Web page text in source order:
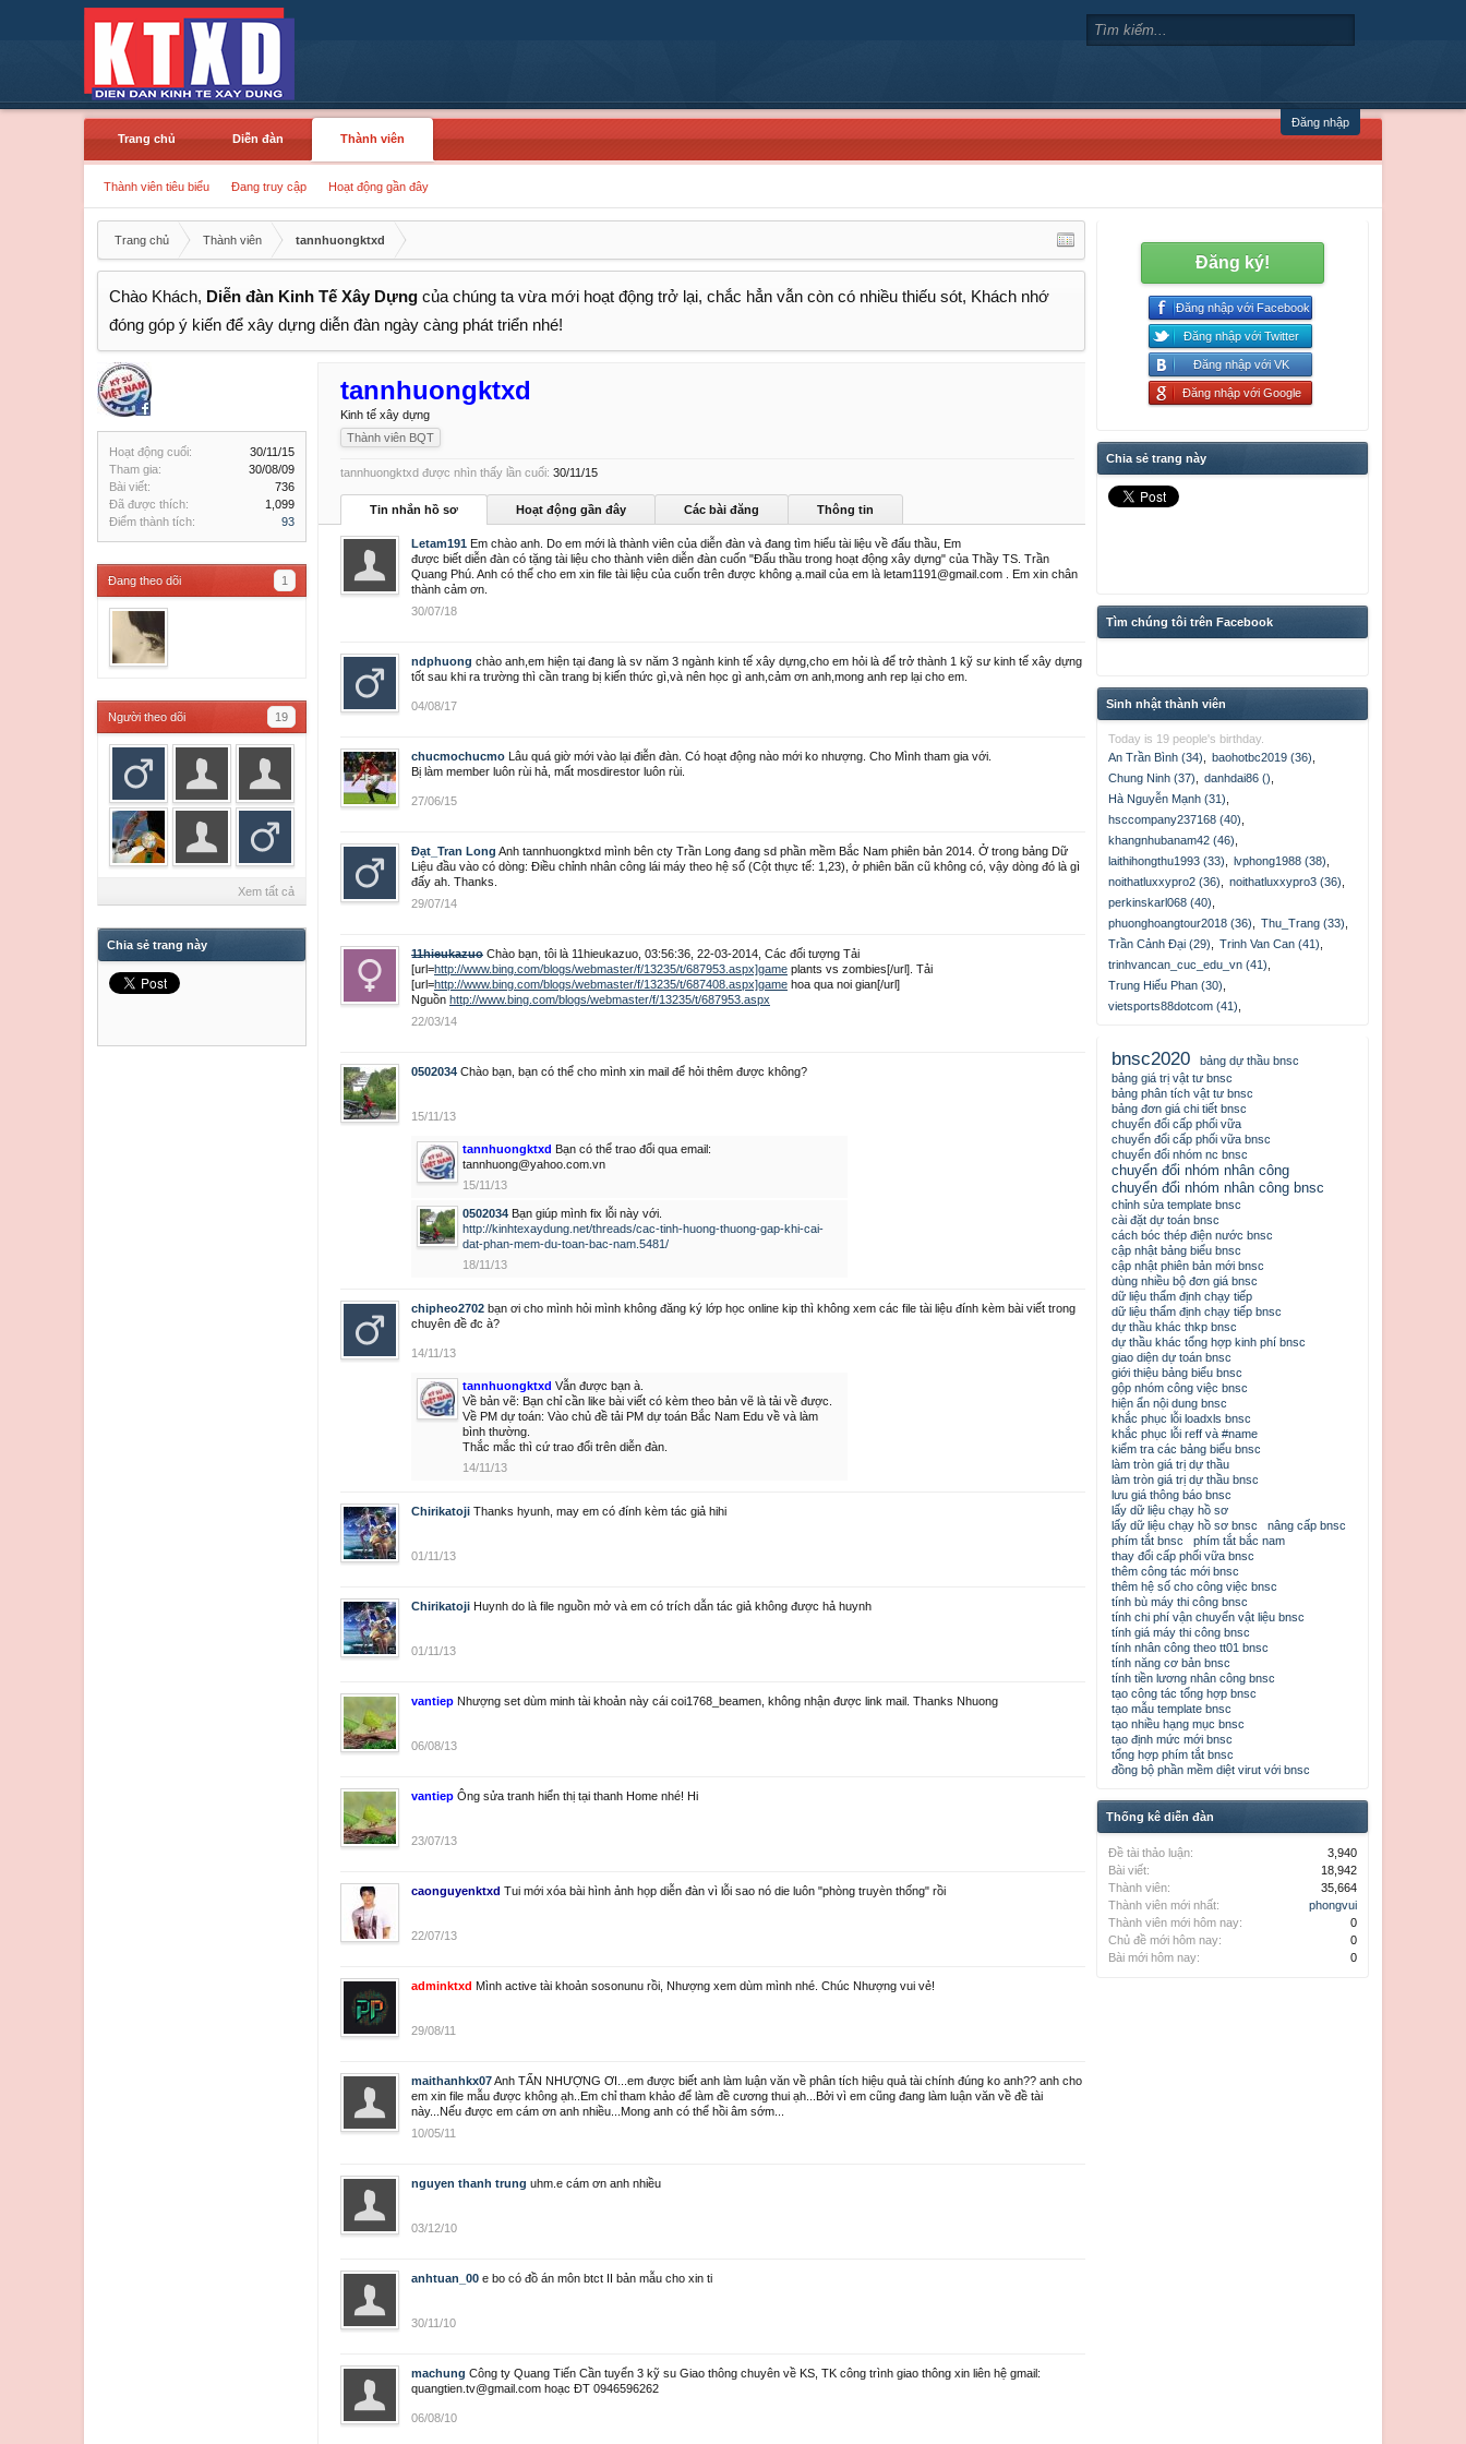
Đăng nhập
Trang chủ
Diễn đàn Thành viên
Thành viên tiêu biểu Đang truy cập Hoạt động gần đây
Trang chủ Thành viên tannhuongktxd
Chào Khách, Diễn đàn Kinh Tế Xây Dựng của chúng ta vừa mới hoạt động trở lại, chắc hẳn vẫn còn có nhiều thiếu sót, Khách nhớ
đóng góp ý kiến để xây dựng diễn đàn ngày càng phát triển nhé!
Hoạt động cuối:
30/11/15
Tham gia:
30/08/09
Bài viết:
736
Đã được thích:
1,099
Điểm thành tích:
93
Đang theo dõi 1
pooh_pooh
Người theo dõi 19
vanhai_KSKTXDcivileng155
vantham
Xem tất cả
Chia sẻ trang này
tannhuongktxd
Kinh tế xây dựng
Thành viên BQT
tannhuongktxd được nhìn thấy lần cuối: 30/11/15
Tin nhắn hồ sơ Hoạt động gần đây Các bài đăng Thông tin
Letam191 Em chào anh. Do em mới là thành viên của diễn đàn và đang tìm hiểu tài liệu về đấu thầu, Em
được biết diễn đàn có tặng tài liệu cho thành viên diễn đàn cuốn "Đấu thầu trong hoạt động xây dựng" của Thầy TS. Trần
Quang Phú. Anh có thể cho em xin file tài liệu của cuốn trên được không ạ.mail của em là letam1191@gmail.com . Em xin chân
thành cảm ơn.
30/07/18
ndphuong chào anh,em hiện tại đang là sv năm 3 ngành kinh tế xây dựng,cho em hỏi là để trở thành 1 kỹ sư kinh tế xây dựng
tốt sau khi ra trường thì cần trang bị kiến thức gì,và nên học gì anh,cảm ơn anh,mong anh rep lại cho em.
04/08/17
chucmochucmo Lâu quá giờ mới vào lại điễn đàn. Có hoạt động nào mới ko nhượng. Cho Mình tham gia với.
Bị làm member luôn rùi hả, mất mosdirestor luôn rùi.
27/06/15
Đạt_Tran Long Anh tannhuongktxd mình bên cty Trần Long đang sd phần mềm Bắc Nam phiên bản 2014. Ở trong bảng Dữ
Liệu đầu vào có dòng: Điều chỉnh nhân công lái máy theo hệ số (Cột thực tế: 1,23), ở phiên bãn cũ không có, vậy dòng đó là gì
đấy ah. Thanks.
29/07/14
11hieukazuo Chào bạn, tôi là 11hieukazuo, 03:56:36, 22-03-2014, Các đối tượng Tải
[url=http://www.bing.com/blogs/webmaster/f/13235/t/687953.aspx]game plants vs zombies[/url]. Tải
[url=http://www.bing.com/blogs/webmaster/f/13235/t/687408.aspx]game hoa qua noi gian[/url]
Nguồn http://www.bing.com/blogs/webmaster/f/13235/t/687953.aspx
22/03/14
0502034 Chào bạn, bạn có thể cho mình xin mail để hỏi thêm được không?
15/11/13
tannhuongktxd Bạn có thể trao đổi qua email:
tannhuong@yahoo.com.vn
15/11/13
0502034 Bạn giúp mình fix lỗi này với.
http://kinhtexaydung.net/threads/cac-tinh-huong-thuong-gap-khi-cai-
dat-phan-mem-du-toan-bac-nam.5481/
18/11/13
chipheo2702 bạn ơi cho mình hỏi mình không đăng ký lớp học online kip thì không xem các file tài liệu đính kèm bài viết trong
chuyên đề đc à?
14/11/13
tannhuongktxd Vẫn được bạn à.
Về bản vẽ: Bạn chỉ cần like bài viết có kèm theo bản vẽ là tải về được.
Về PM dự toán: Vào chủ đề tải PM dự toán Bắc Nam Edu về và làm
bình thường.
Thắc mắc thì cứ trao đổi trên diễn đàn.
14/11/13
Chirikatoji Thanks hyunh, may em có đính kèm tác giả hihi
01/11/13
Chirikatoji Huynh do là file nguồn mở và em có trích dẫn tác giả không được hả huynh
01/11/13
vantiep Nhượng set dùm minh tài khoản này cái coi1768_beamen, không nhận được link mail. Thanks Nhuong
06/08/13
vantiep Ông sửa tranh hiển thị tại thanh Home nhé! Hi
23/07/13
caonguyenktxd Tui mới xóa bài hình ảnh họp diễn đàn vì lỗi sao nó die luôn "phòng truyèn thống" rồi
22/07/13
adminktxd Mình active tài khoản sosonunu rồi, Nhượng xem dùm mình nhé. Chúc Nhượng vui vẻ!
29/08/11
maithanhkx07Anh TẤN NHƯỢNG ƠI...em được biết anh làm luận văn về phân tích hiệu quả tài chính đúng ko anh?? anh cho
em xin file mẫu được không ạh..Em chỉ tham khảo để làm đề cương thui ạh...Bởi vì em cũng đang làm luận văn về đề tài
này...Nếu được em cám ơn anh nhiều...Mong anh có thể hồi âm sớm...
10/05/11
nguyen thanh trung uhm.e cám ơn anh nhiều
03/12/10
anhtuan_00 e bo có đồ án môn btct II bản mẫu cho xin ti
30/11/10
machung Công ty Quang Tiến Cần tuyển 3 kỹ su Giao thông chuyên về KS, TK công trình giao thông xin liên hệ gmail:
quangtien.tv@gmail.com hoạc ĐT 0946596262
06/08/10
Đăng ký!
Đăng nhập với Facebook
Đăng nhập với Twitter
Đăng nhập với VK
Đăng nhập với Google
Chia sẻ trang này
Tìm chúng tôi trên Facebook
Sinh nhật thành viên
Today is 19 people's birthday.
An Trần Bình (34)
baohotbc2019 (36)
Chung Ninh (37)
danhdai86 ()
Hà Nguyễn Mạnh (31)
hsccompany237168 (40)
khangnhubanam42 (46)
laithihongthu1993 (33)
lvphong1988 (38)
noithatluxxypro2 (36)
noithatluxxypro3 (36)
perkinskarl068 (40)
phuonghoangtour2018 (36)
Thu_Trang (33)
Trần Cảnh Đại (29)
Trinh Van Can (41)
trinhvancan_cuc_edu_vn (41)
Trung Hiếu Phan (30)
vietsports88dotcom (41)
bnsc2020
bảng dự thầu bnsc
bảng giá trị vật tư bnsc
bảng phân tích vật tư bnsc
bảng đơn giá chi tiết bnsc
chuyển đổi cấp phối vữa
chuyển đổi cấp phối vữa bnsc
chuyển đổi nhóm nc bnsc
chuyển đổi nhóm nhân công
chuyển đổi nhóm nhân công bnsc
chỉnh sửa template bnsc
cài đặt dự toán bnsc
cách bóc thép điện nước bnsc
cập nhật bảng biểu bnsc
cập nhật phiên bản mới bnsc
dùng nhiều bộ đơn giá bnsc
dữ liệu thẩm định chạy tiếp
dữ liệu thẩm định chạy tiếp bnsc
dự thầu khác thkp bnsc
dự thầu khác tổng hợp kinh phí bnsc
giao diện dự toán bnsc
giới thiệu bảng biểu bnsc
gộp nhóm công việc bnsc
hiện ẩn nội dung bnsc
khắc phục lỗi loadxls bnsc
khắc phục lỗi reff và #name
kiểm tra các bảng biểu bnsc
làm tròn giá trị dự thầu
làm tròn giá trị dự thầu bnsc
lưu giá thông báo bnsc
lấy dữ liệu chạy hồ sơ
lấy dữ liệu chạy hồ sơ bnsc
nâng cấp bnsc
phím tắt bnsc
phím tắt bắc nam
thay đổi cấp phối vữa bnsc
thêm công tác mới bnsc
thêm hệ số cho công việc bnsc
tính bù máy thi công bnsc
tính chi phí vận chuyển vật liệu bnsc
tính giá máy thi công bnsc
tính nhân công theo tt01 bnsc
tính năng cơ bản bnsc
tính tiền lương nhân công bnsc
tạo công tác tổng hợp bnsc
tạo mẫu template bnsc
tạo nhiều hạng mục bnsc
tạo định mức mới bnsc
tổng hợp phím tắt bnsc
đồng bộ phần mềm diệt virut với bnsc
Thống kê diễn đàn
Đề tài thảo luận:
3,940
Bài viết:
18,942
Thành viên:
35,664
Thành viên mới nhất:
phongvui
Thành viên mới hôm nay:
0
Chủ đề mới hôm nay:
0
Bài mới hôm nay:
0